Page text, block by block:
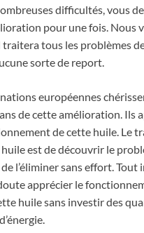
difficultés, vous
pour une fois. Nous
traitera tous les problèmes
sorte de report.
européennes
de cette amélioration. Ils
de cette huile. Le
est de découvrir le
l’éliminer sans effort. Tout
apprécier le
huile sans investir des